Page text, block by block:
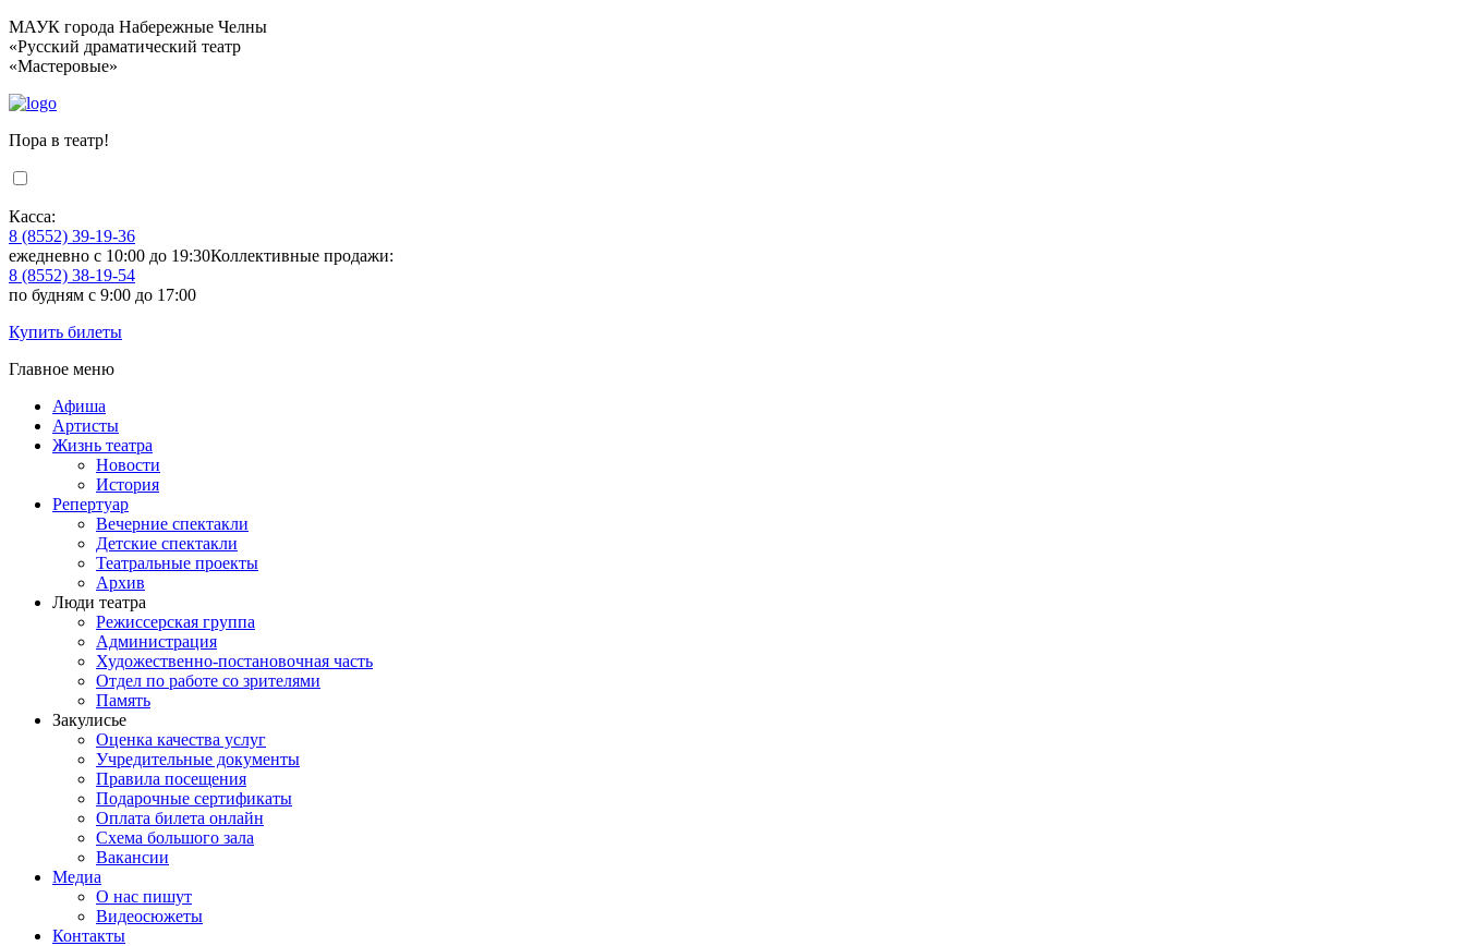
МАУК города Набережные Челны
«Русский драматический театр
«Мастеровые»
Пора в театр!
Касса:
8 (8552) 39-19-36
ежедневно с 10:00 до 19:30Коллективные продажи:
8 (8552) 38-19-54
по будням с 9:00 до 17:00
Купить билеты
Главное меню
Афиша
Артисты
Жизнь театра
Новости
История
Репертуар
Вечерние спектакли
Детские спектакли
Театральные проекты
Архив
Люди театра
Режиссерская группа
Администрация
Художественно-постановочная часть
Отдел по работе со зрителями
Память
Закулисье
Оценка качества услуг
Учредительные документы
Правила посещения
Подарочные сертификаты
Оплата билета онлайн
Схема большого зала
Вакансии
Медиа
О нас пишут
Видеосюжеты
Контакты